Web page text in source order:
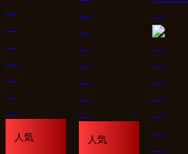
人気 人気